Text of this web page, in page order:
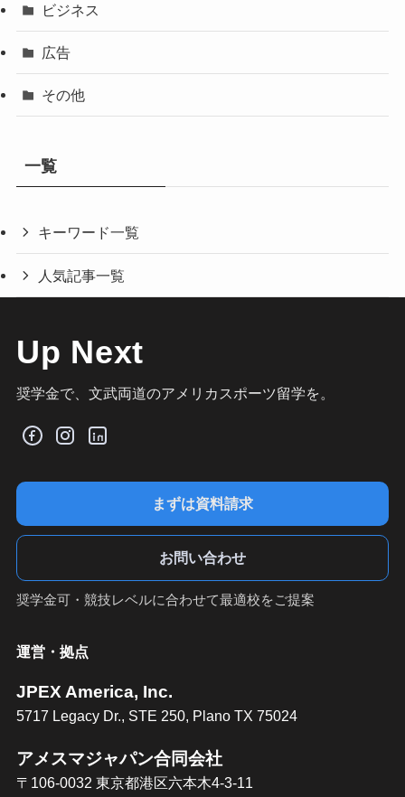
ビジネス
広告
その他
一覧
キーワード一覧
人気記事一覧
Up Next
奨学金で、文武両道のアメリカスポーツ留学を。
まずは資料請求
お問い合わせ
奨学金可・競技レベルに合わせて最適校をご提案
運営・拠点
JPEX America, Inc.
5717 Legacy Dr., STE 250, Plano TX 75024
アメスマジャパン合同会社
〒106-0032 東京都港区六本木4-3-11